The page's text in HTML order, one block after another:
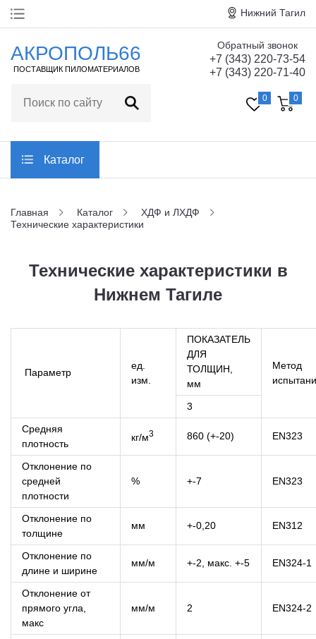
Главная
Статьи
Контакты
Заказать обратный звонок
Нижний Тагил
АКРОПОЛЬ66
ПОСТАВЩИК ПИЛОМАТЕРИАЛОВ
Обратный звонок
+7 (343) 220-73-54
+7 (343) 220-71-40
0 0
Каталог
Главная Каталог
ХДФ и ЛХДФ
Технические характеристики
Технические характеристики в
Нижнем Тагиле
Параметр
ед.
изм.
ПОКАЗАТЕЛЬ
ДЛЯ
ТОЛЩИН,
мм
Метод
3
Средняя
плотность
кг/м3 860 (+-20) EN323
Отклонение по
средней
плотности
% +-7 EN323
Отклонение по
толщине
мм +-0,20 EN312
Отклонение по
длине и ширине
мм/м +-2, макс. +-5 EN324-1
Отклонение от
прямого угла,
макс
мм/м 2 EN324-2